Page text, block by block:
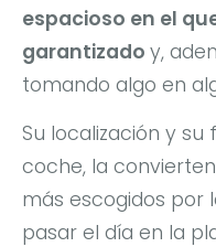
espacioso en el
garantizado y,
tomando algo en
Su localización y
coche, la
más escogidos por
pasar el día en la